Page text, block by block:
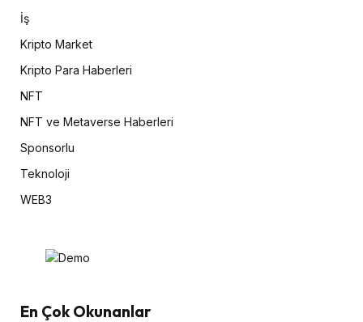
İş
Kripto Market
Kripto Para Haberleri
NFT
NFT ve Metaverse Haberleri
Sponsorlu
Teknoloji
WEB3
En Çok Okunanlar